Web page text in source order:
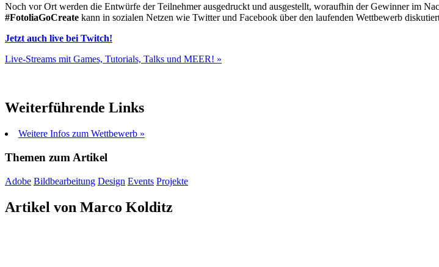
Noch vor Ort werden die Entwürfe der Teilnehmer ausgedruckt und ausgestellt, woraufhin der Gewinner im
#FotoliaGoCreate kann in sozialen Netzen wie Twitter und Facebook über den laufenden Wettbewerb
Jetzt auch live bei Twitch!
Live-Streams mit Games, Tutorials, Talks und MEER! »
Weiterführende Links
Weitere Infos zum Wettbewerb »
Themen zum Artikel
Adobe Bildbearbeitung Design Events Projekte
Artikel von Marco Kolditz